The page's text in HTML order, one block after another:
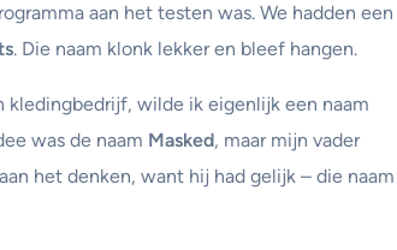
aan het testen was. We hadden een
. Die naam klonk lekker en bleef hangen.
kledingbedrijf, wilde ik eigenlijk een naam
was de naam Masked, maar mijn vader
het denken, want hij had gelijk – die naam